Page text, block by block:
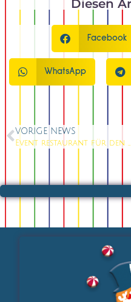
Diesen
Facebook
WhatsApp
VORIGE NEWS